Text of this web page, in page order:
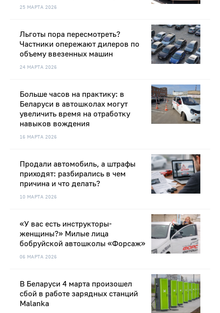
25 МАРТА 2026
24 МАРТА 2026
Льготы пора пересмотреть?
Частники опережают дилеров по
объему ввезенных машин
16 МАРТА 2026
Больше часов на практику: в
Беларуси в автошколах могут
увеличить время на отработку
навыков вождения
10 МАРТА 2026
Продали автомобиль, а штрафы
приходят: разбирались в чем
причина и что делать?
06 МАРТА 2026
«У вас есть инструкторы-
женщины?» Милые лица
бобруйской автошколы «Форсаж»
В Беларуси 4 марта произошел
сбой в работе зарядных станций
Malanka